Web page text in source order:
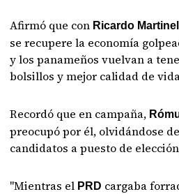
Afirmó que con Ricardo
se recupere la economía
y los panameños vuelvan a
bolsillos y mejor calidad de
Recordó que en campaña,
preocupó por él, olvidándose
candidatos a puesto de
"Mientras el PRD cargaba